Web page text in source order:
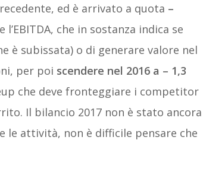
ed è arrivato a quota –
che in sostanza indica se
è subissata) o di generare valore nel
per poi scendere nel 2016 a – 1,3
che deve fronteggiare i competitor
Il bilancio 2017 non è stato ancora
le attività, non è difficile pensare che